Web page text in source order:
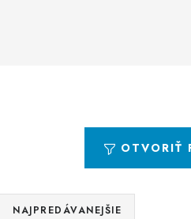
OTVORIŤ
NAJPREDÁVANEJŠIE